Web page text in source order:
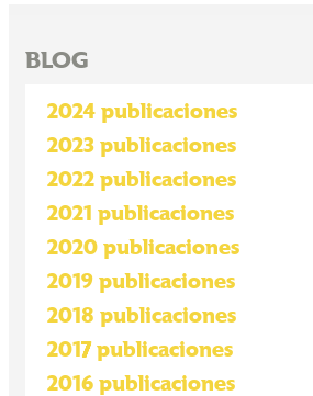
BLOG
2024 publicaciones
2023 publicaciones
2022 publicaciones
2021 publicaciones
2020 publicaciones
2019 publicaciones
2018 publicaciones
2017 publicaciones
2016 publicaciones